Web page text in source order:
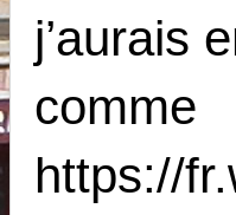
j’aurais
https://